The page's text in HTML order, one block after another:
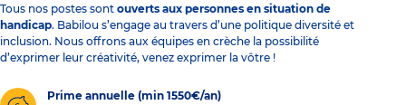
Tous nos postes sont ouverts aux personnes en situation de
handicap. Babilou s’engage au travers d’une politique diversité et
inclusion. Nous offrons aux équipes en crèche la possibilité
d’exprimer leur créativité, venez exprimer la vôtre !
Prime annuelle (min 1550€/an)